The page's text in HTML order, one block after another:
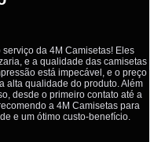
prestativos e que colocam
lugar tem problemas,isso é fato,
calma e de forma que todos saem
no final.